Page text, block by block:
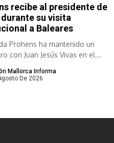
recibe al presidente de
su visita
a Baleares
Prohens ha mantenido un
con Juan Jesús Vivas en el...
Mallorca Informa
De 2026